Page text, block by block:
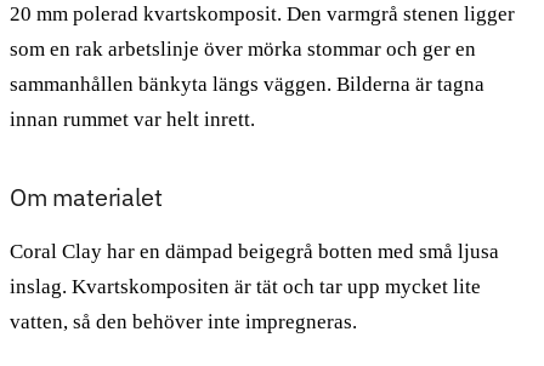
20 mm polerad kvartskomposit. Den varmgrå stenen ligger
som en rak arbetslinje över mörka stommar och ger en
sammanhållen bänkyta längs väggen. Bilderna är tagna
innan rummet var helt inrett.
Om materialet
Coral Clay har en dämpad beigegrå botten med små ljusa
inslag. Kvartskompositen är tät och tar upp mycket lite
vatten, så den behöver inte impregneras.